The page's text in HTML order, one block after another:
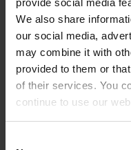
We also share
our social media,
may combine it with
provided to them or
of their services. You
continue to use our
Kaffeemaschine DeLonghi.
Nespresso Lattissima Pro.
Großer amerikanischer
Balkonschirm.
Die Reinigung des Grills